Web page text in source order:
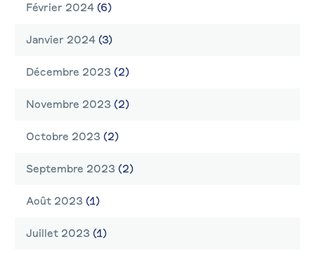
Février 2024 (6)
Janvier 2024 (3)
Décembre 2023 (2)
Novembre 2023 (2)
Octobre 2023 (2)
Septembre 2023 (2)
Août 2023 (1)
Juillet 2023 (1)